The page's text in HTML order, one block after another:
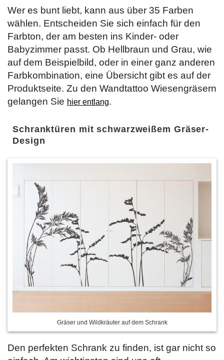
Wer es bunt liebt, kann aus über 35 Farben
wählen. Entscheiden Sie sich einfach für den
Farbton, der am besten ins Kinder- oder
Babyzimmer passt. Ob Hellbraun und Grau, wie
auf dem Beispielbild, oder in einer ganz anderen
Farbkombination, eine Übersicht gibt es auf der
Produktseite. Zu den Wandtattoo Wiesengräsern
gelangen Sie hier entlang.
Schranktüren mit schwarzweißem Gräser-
Design
Gräser und Wildkräuter auf dem Schrank
Den perfekten Schrank zu finden, ist gar nicht so